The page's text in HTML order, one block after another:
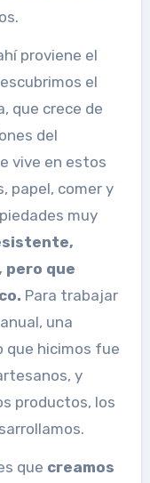
proviene el
el
que crece de
del
vive en estos
papel, comer y
muy
pero que
Para trabajar
una
que hicimos fue
y
productos, los
que creamos